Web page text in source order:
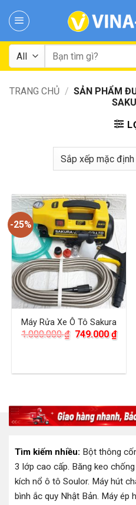
Tìm
kiếm:
TRANG CHỦ / SẢN PHẨM
-25%
Máy Rửa Xe Ô Tô Sakura
1.000.000₫ Giá
749.000₫Giá
hiện
Tìm kiếm nhiều: Bột thông
3 lớp cao cấp. Băng keo
kích nổ ô tô Soulor. Máy hút
bình ắc quy Nhật Bản. Máy ép